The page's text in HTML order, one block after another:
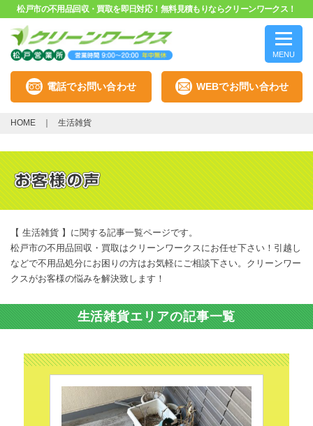
松戸市の不用品回収・買取を即日対応！無料見積もりならクリーンワークス！
MENU
電話でお問い合わせ WEBでお問い合わせ
HOME 生活雑貨
【 生活雑貨 】に関する記事一覧ページです。
松戸市の不用品回収・買取はクリーンワークスにお任せ下さい！引越し
などで不用品処分にお困りの方はお気軽にご相談下さい。クリーンワー
クスがお客様の悩みを解決致します！
生活雑貨エリアの記事一覧